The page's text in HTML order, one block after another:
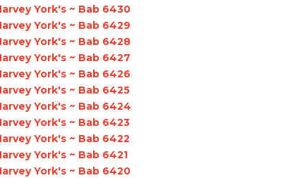
York's ~ Bab 6430
York's ~ Bab 6429
York's ~ Bab 6428
York's ~ Bab 6427
York's ~ Bab 6426
York's ~ Bab 6425
York's ~ Bab 6424
York's ~ Bab 6423
York's ~ Bab 6422
York's ~ Bab 6421
York's ~ Bab 6420